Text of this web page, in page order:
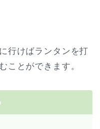
行けばランタンを打
ことができます。